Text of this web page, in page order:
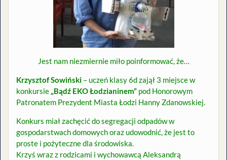
Jest nam niezmiernie miło poinformować, że…
Krzysztof Sowiński – uczeń klasy 6d zajął 3 miejsce w
konkursie „Bądź EKO Łodzianinem” pod Honorowym
Patronatem Prezydent Miasta Łodzi Hanny Zdanowskiej.
Konkurs miał zachęcić do segregacji odpadów w
gospodarstwach domowych oraz udowodnić, że jest to
proste i pożyteczne dla środowiska.
Krzyś wraz z rodzicami i wychowawcą Aleksandrą